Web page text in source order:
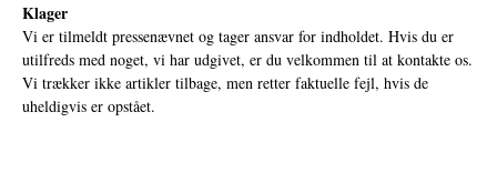
Klager
Vi er tilmeldt pressenævnet og tager ansvar for indholdet. Hvis du er
utilfreds med noget, vi har udgivet, er du velkommen til at kontakte os.
Vi trækker ikke artikler tilbage, men retter faktuelle fejl, hvis de
uheldigvis er opstået.